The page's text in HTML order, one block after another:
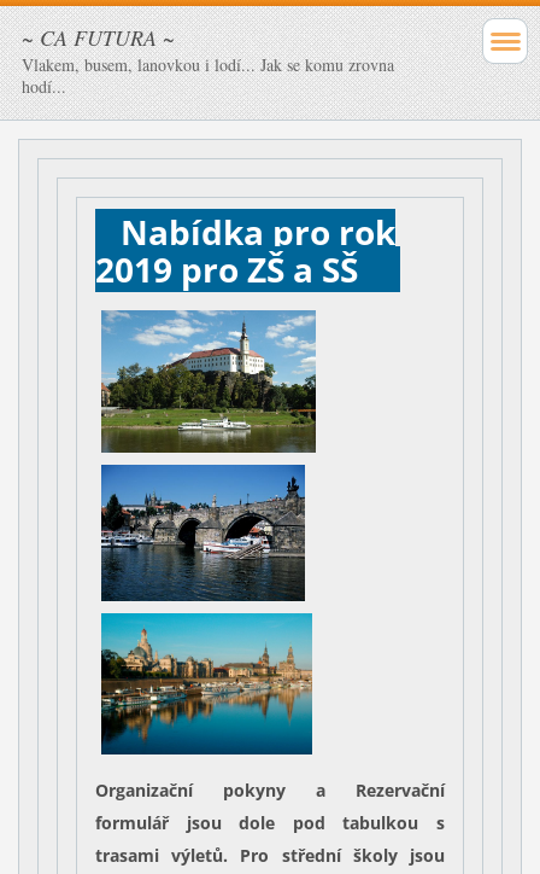
~ CA FUTURA ~
Vlakem, busem, lanovkou i lodí... Jak se komu zrovna
hodí...
Nabídka pro rok
2019 pro ZŠ a SŠ
Organizační pokyny a Rezervační
formulářjsou dole pod tabulkou s
trasami výletů. Pro střední školyjsou